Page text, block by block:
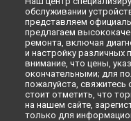
обслуживании
представляем
предлагаем
ремонта, включая
и настройку различных
внимание, что цены,
окончательными; для
пожалуйста,
стоит отметить, что
на нашем сайте,
только для